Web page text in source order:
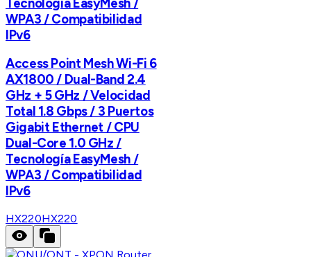
WPA3 / Compatibilidad
IPv6
Access Point Mesh Wi-Fi 6
AX1800 / Dual-Band 2.4
GHz + 5 GHz / Velocidad
Total 1.8 Gbps / 3 Puertos
Gigabit Ethernet / CPU
Dual-Core 1.0 GHz /
Tecnología EasyMesh /
WPA3 / Compatibilidad
IPv6
HX220HX220